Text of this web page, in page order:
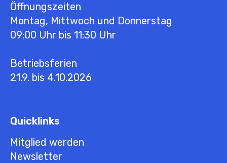
Öffnungszeiten
Montag, Mittwoch und Donnerstag
09:00 Uhr bis 11:30 Uhr
Betriebsferien
21.9. bis 4.10.2026
Quicklinks
Mitglied werden
Newsletter